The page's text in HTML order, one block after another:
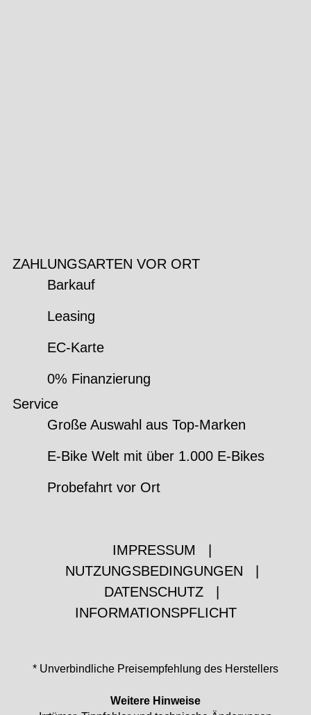
ZAHLUNGSARTEN VOR ORT
Barkauf
Leasing
EC-Karte
0% Finanzierung
Service
Große Auswahl aus Top-Marken
E-Bike Welt mit über 1.000 E-Bikes
Probefahrt vor Ort
IMPRESSUM
NUTZUNGSBEDINGUNGEN
DATENSCHUTZ
INFORMATIONSPFLICHT
* Unverbindliche Preisempfehlung des Herstellers
Weitere Hinweise